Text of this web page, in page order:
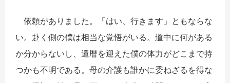
依頼がありました。「はい、行きます」ともならな
い。赴く側の僕は相当な覚悟がいる。道中に何がある
か分からないし、還暦を迎えた僕の体力がどこまで持
つかも不明である。母の介護も誰かに委ねざるを得な